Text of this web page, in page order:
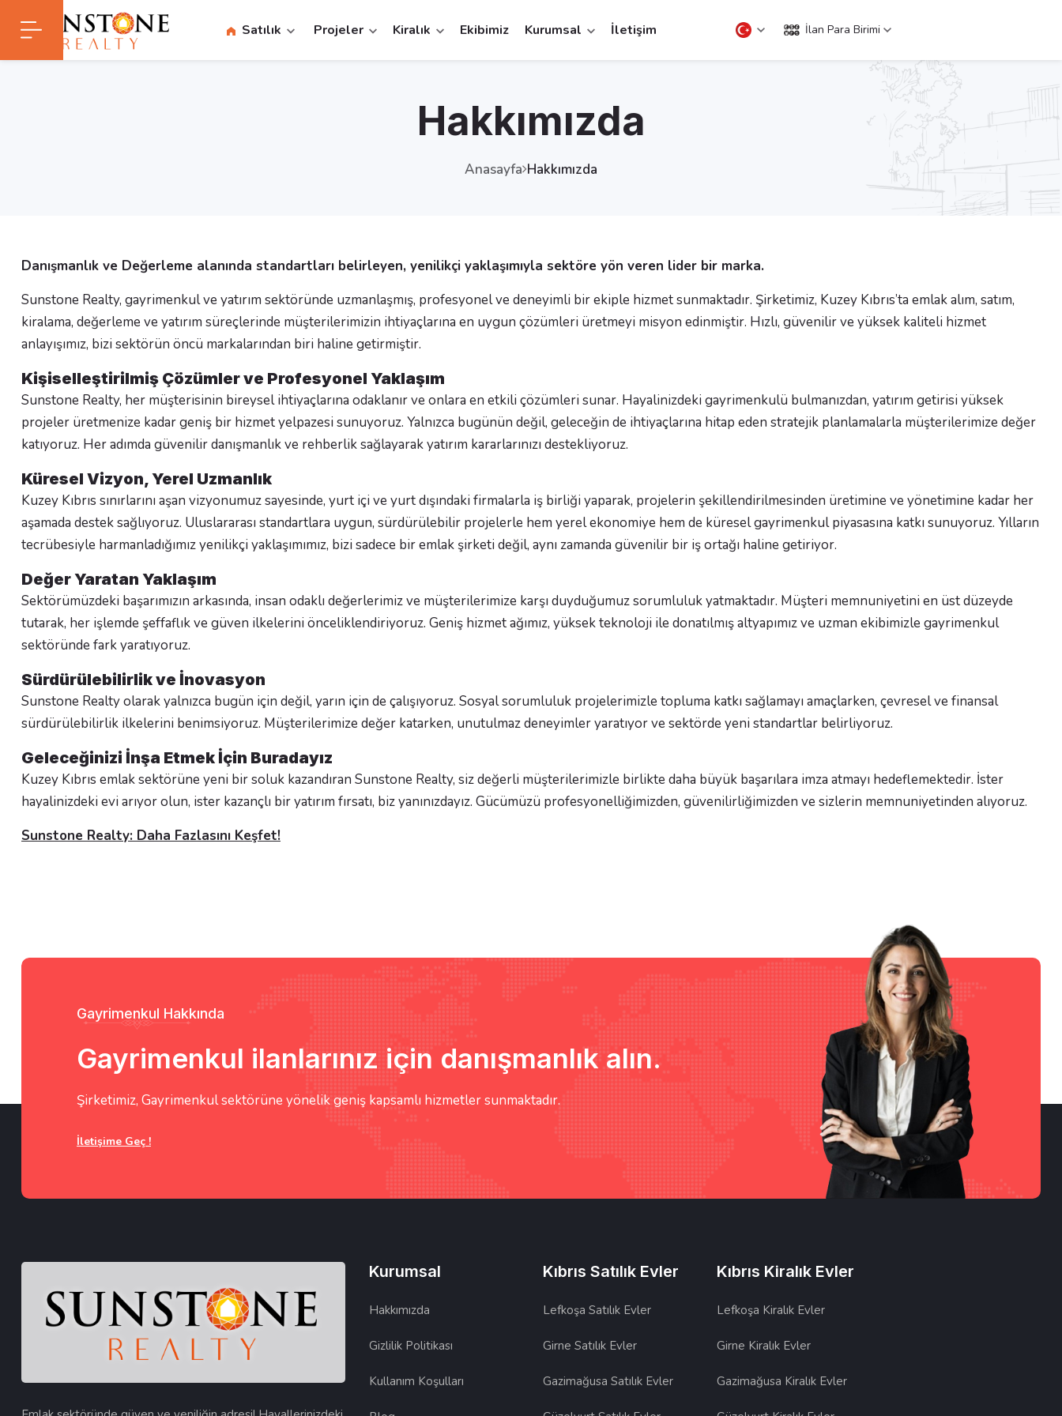
Satılık Projeler Kiralık Ekibimiz Kurumsal İletişim İlan Para Birimi
Hakkımızda
Anasayfa Hakkımızda
Danışmanlık ve Değerleme alanında standartları belirleyen, yenilikçi yaklaşımıyla sektöre yön veren lider bir marka.
Sunstone Realty, gayrimenkul ve yatırım sektöründe uzmanlaşmış, profesyonel ve deneyimli bir ekiple hizmet sunmaktadır. Şirketimiz, Kuzey Kıbrıs’ta emlak alım, satım,
kiralama, değerleme ve yatırım süreçlerinde müşterilerimizin ihtiyaçlarına en uygun çözümleri üretmeyi misyon edinmiştir. Hızlı, güvenilir ve yüksek kaliteli hizmet
anlayışımız, bizi sektörün öncü markalarından biri haline getirmiştir.
Kişiselleştirilmiş Çözümler ve Profesyonel Yaklaşım
Sunstone Realty, her müşterisinin bireysel ihtiyaçlarına odaklanır ve onlara en etkili çözümleri sunar. Hayalinizdeki gayrimenkulü bulmanızdan, yatırım getirisi yüksek
projeler üretmenize kadar geniş bir hizmet yelpazesi sunuyoruz. Yalnızca bugünün değil, geleceğin de ihtiyaçlarına hitap eden stratejik planlamalarla müşterilerimize değer
katıyoruz. Her adımda güvenilir danışmanlık ve rehberlik sağlayarak yatırım kararlarınızı destekliyoruz.
Küresel Vizyon, Yerel Uzmanlık
Kuzey Kıbrıs sınırlarını aşan vizyonumuz sayesinde, yurt içi ve yurt dışındaki firmalarla iş birliği yaparak, projelerin şekillendirilmesinden üretimine ve yönetimine kadar her
aşamada destek sağlıyoruz. Uluslararası standartlara uygun, sürdürülebilir projelerle hem yerel ekonomiye hem de küresel gayrimenkul piyasasına katkı sunuyoruz. Yılların
tecrübesiyle harmanladığımız yenilikçi yaklaşımımız, bizi sadece bir emlak şirketi değil, aynı zamanda güvenilir bir iş ortağı haline getiriyor.
Değer Yaratan Yaklaşım
Sektörümüzdeki başarımızın arkasında, insan odaklı değerlerimiz ve müşterilerimize karşı duyduğumuz sorumluluk yatmaktadır. Müşteri memnuniyetini en üst düzeyde
tutarak, her işlemde şeffaflık ve güven ilkelerini önceliklendiriyoruz. Geniş hizmet ağımız, yüksek teknoloji ile donatılmış altyapımız ve uzman ekibimizle gayrimenkul
sektöründe fark yaratıyoruz.
Sürdürülebilirlik ve İnovasyon
Sunstone Realty olarak yalnızca bugün için değil, yarın için de çalışıyoruz. Sosyal sorumluluk projelerimizle topluma katkı sağlamayı amaçlarken, çevresel ve finansal
sürdürülebilirlik ilkelerini benimsiyoruz. Müşterilerimize değer katarken, unutulmaz deneyimler yaratıyor ve sektörde yeni standartlar belirliyoruz.
Geleceğinizi İnşa Etmek İçin Buradayız
Kuzey Kıbrıs emlak sektörüne yeni bir soluk kazandıran Sunstone Realty, siz değerli müşterilerimizle birlikte daha büyük başarılara imza atmayı hedeflemektedir. İster
hayalinizdeki evi arıyor olun, ister kazançlı bir yatırım fırsatı, biz yanınızdayız. Gücümüzü profesyonelliğimizden, güvenilirliğimizden ve sizlerin memnuniyetinden alıyoruz.
Sunstone Realty: Daha Fazlasını Keşfet!
Gayrimenkul Hakkında
Gayrimenkul ilanlarınız için danışmanlık alın.
Şirketimiz, Gayrimenkul sektörüne yönelik geniş kapsamlı hizmetler sunmaktadır.
İletişime Geç !
Kurumsal
Hakkımızda
Gizlilik Politikası
Kullanım Koşulları
Kıbrıs Satılık Evler
Lefkoşa Satılık Evler
Girne Satılık Evler
Gazimağusa Satılık Evler
Kıbrıs Kiralık Evler
Lefkoşa Kiralık Evler
Girne Kiralık Evler
Gazimağusa Kiralık Evler